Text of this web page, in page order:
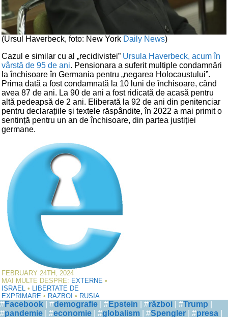
(Ursul Haverbeck, foto: New York Daily News)
Cazul e similar cu al „recidivistei” Ursula Haverbeck, acum în
vârstă de 95 de ani. Pensionara a suferit multiple condamnări
la închisoare în Germania pentru „negarea Holocaustului”.
Prima dată a fost condamnată la 10 luni de închisoare, când
avea 87 de ani. La 90 de ani a fost ridicată de acasă pentru
altă pedeapsă de 2 ani. Eliberată la 92 de ani din penitenciar
pentru declarațiile și textele răspândite, în 2022 a mai primit o
sentință pentru un an de închisoare, din partea justiției
germane.
FEBRUARY 24TH, 2024
MAI MULTE DESPRE: EXTERNE •
ISRAEL • LIBERTATE DE
EXPRIMARE • RAZBOI • RUSIA
#Facebook | #demografie | #Epstein | #război | #Trump
#pandemie | #economie | #globalism | #Spengler | #presa